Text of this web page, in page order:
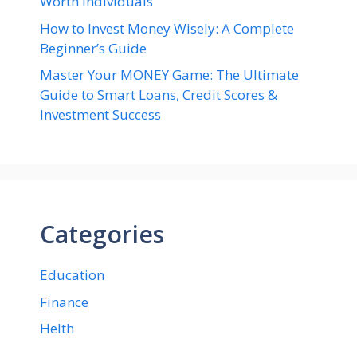
How to Invest Money Wisely: A Complete
Beginner’s Guide
Master Your MONEY Game: The Ultimate
Guide to Smart Loans, Credit Scores &
Investment Success
Categories
Education
Finance
Helth